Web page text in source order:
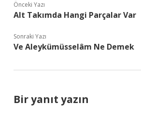
Önceki Yazı
Alt Takımda Hangi Parçalar Var
Sonraki Yazı
Ve Aleykümüsselâm Ne Demek
Bir yanıt yazın